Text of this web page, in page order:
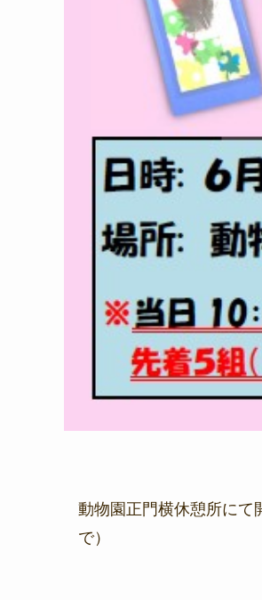
動物園正門横休憩所に
で）